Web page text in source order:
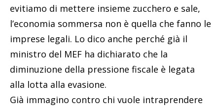
evitiamo di mettere insieme zucchero e sale,
l’economia sommersa non è quella che fanno le
imprese legali. Lo dico anche perché già il
ministro del MEF ha dichiarato che la
diminuzione della pressione fiscale è legata
alla lotta alla evasione.
Già immagino contro chi vuole intraprendere